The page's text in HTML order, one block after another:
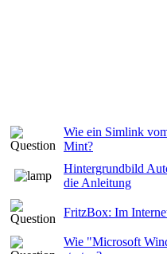
Wie ein Simlink
Mint?
Hintergrundbild
die Anleitung
FritzBox: Im
Wie "Microsoft